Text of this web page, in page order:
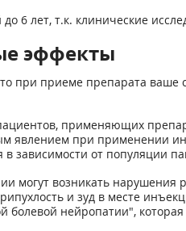
6 лет, т.к. клинические
эффекты
при приеме препарата ваше
применяющих
явлением при применении
зависимости от популяции
могут возникать
и зуд в месте
болевой нейропатии",